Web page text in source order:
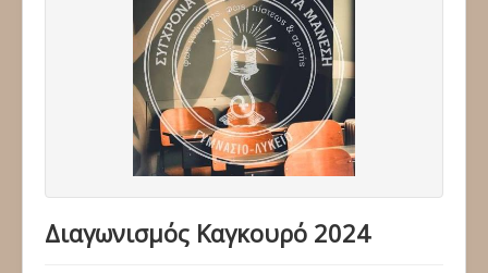
Διαγωνισμός Καγκουρό 2024